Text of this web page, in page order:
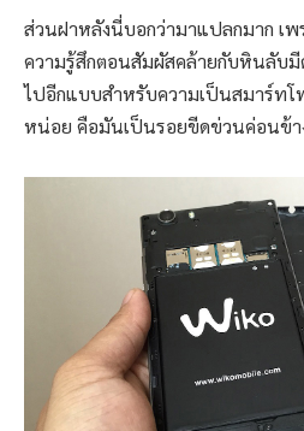
ส่วนฝาหลังนี่บอกว่ามาแปลกมาก เพ
ความรู้สึกตอนสัมผัสคล้ายกับหินลับ
ไปอีกแบบสำหรับความเป็นสมาร์ท
หน่อย คือมันเป็นรอยขีดข่วนค่อนข้า